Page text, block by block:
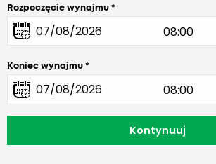
Rozpoczęcie wynajmu
Koniec wynajmu